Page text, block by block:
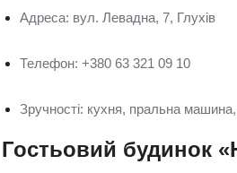
Адреса: вул. Левадна, 7, Глухів
Телефон: +380 63 321 09 10
Зручності: кухня, пральна
Гостьовий будинок